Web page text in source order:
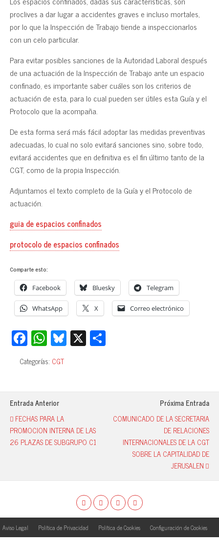
proclives a dar lugar a accidentes graves e incluso mortales,
por lo que la Inspección de Trabajo tiende a inspeccionarlos
con un celo particular.
Para evitar posibles sanciones de la Autoridad Laboral después
de una actuación de la Inspección de Trabajo ante un espacio
confinado, es importante saber cuáles son los criterios de
actuación de esta, para lo cual pueden ser útiles esta Guía y el
Protocolo que la acompaña.
De esta forma será más fácil adoptar las medidas preventivas
adecuadas, lo cual no solo evitará sanciones sino, sobre todo,
evitará accidentes que en definitiva es el fin último tanto de la
CGT, como de la propia Inspección.
Adjuntamos el texto completo de la Guía y el Protocolo de
actuación.
guia de espacios confinados
protocolo de espacios confinados
Comparte esto:
Facebook Bluesky Telegram
WhatsApp X Correo electrónico
Fa
ce
bo
ok
W
ha
ts
A
pp
Bl
ue
y
X
pa
Categorías: CGT
Entrada Anterior
FECHAS PARA LA
PROMOCION INTERNA DE LAS
26 PLAZAS DE SUBGRUPO C1
Próxima Entrada
COMUNICADO DE LA SECRETARIA
DE RELACIONES
INTERNACIONALES DE LA CGT
SOBRE LA CAPITALIDAD DE
JERUSALEN
Aviso Legal Política de Privacidad Política de Cookies Configuración de Cookies